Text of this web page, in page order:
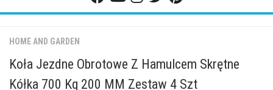
HOME AND GARDEN
Koła Jezdne Obrotowe Z Hamulcem Skrętne
Kółka 700 Kg 200 MM Zestaw 4 Szt